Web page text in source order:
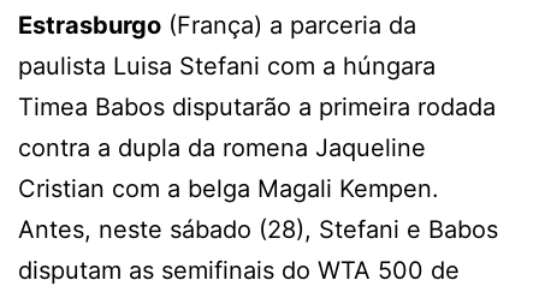
Estrasburgo (França) a parceria da
paulista Luisa Stefani com a húngara
Timea Babos disputarão a primeira rodada
contra a dupla da romena Jaqueline
Cristian com a belga Magali Kempen.
Antes, neste sábado (28), Stefani e Babos
disputam as semifinais do WTA 500 de